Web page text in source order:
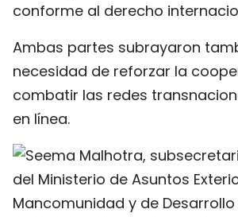
conforme al derecho
Ambas partes subrayaron
necesidad de reforzar la
combatir las redes
en línea.